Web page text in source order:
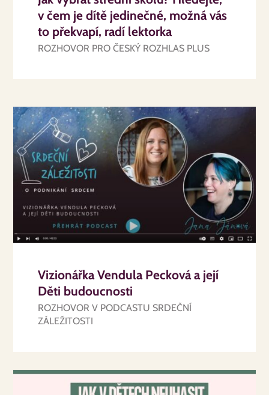
v čem je dítě jedinečné, možná vás
to překvapí, radí lektorka
ROZHOVOR PRO ČESKÝ ROZHLAS PLUS
Vizionářka Vendula Pecková a její
Děti budoucnosti
ROZHOVOR V PODCASTU SRDEČNÍ
ZÁLEŽITOSTI